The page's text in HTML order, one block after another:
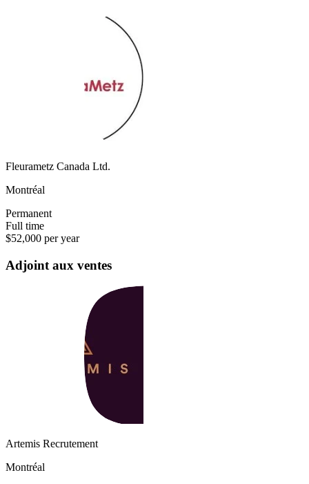
Fleurametz Canada Ltd.
Montréal
Permanent
Full time
$52,000 per year
Adjoint aux ventes
Artemis Recrutement
Montréal